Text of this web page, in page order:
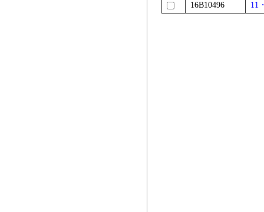
16B10496 11